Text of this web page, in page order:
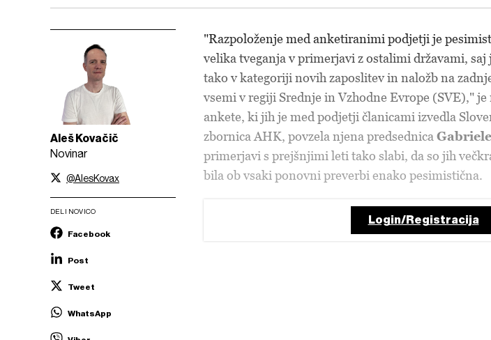
Aleš Kovačič
Novinar
@AlesKovax
DELI NOVICO
Facebook
Post
Tweet
WhatsApp
"Razpoloženje med anketiranimi podjetji je
velika tveganja v primerjavi z ostalimi državami, saj
tako v kategoriji novih zaposlitev in naložb na
vsemi v regiji Srednje in Vzhodne Evrope (SVE),"
ankete, ki jih je med podjetji članicami izvedla
zbornica AHK, povzela njena predsednica
primerjavi s prejšnjimi leti tako slabi, da so jih
bila ob vsaki ponovni preverbi enako pesimistična.
Login/Registracija